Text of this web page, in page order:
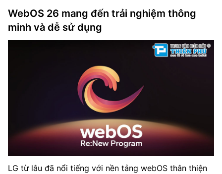
WebOS 26 mang đến trải nghiệm thông
minh và dễ sử dụng
LG từ lâu đã nổi tiếng với nền tảng webOS thân thiện